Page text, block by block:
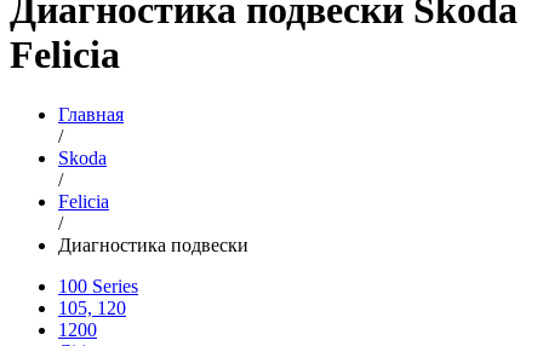
Диагностика подвески Skoda
Felicia
Главная
/
Skoda
/
Felicia
/
Диагностика подвески
100 Series
105, 120
1200